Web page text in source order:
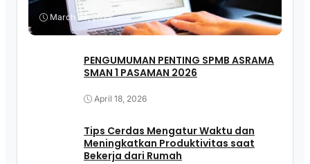
March 24, 2025
PENGUMUMAN PENTING SPMB ASRAMA
SMAN 1 PASAMAN 2026
April 18, 2026
Tips Cerdas Mengatur Waktu dan
Meningkatkan Produktivitas saat
Bekerja dari Rumah